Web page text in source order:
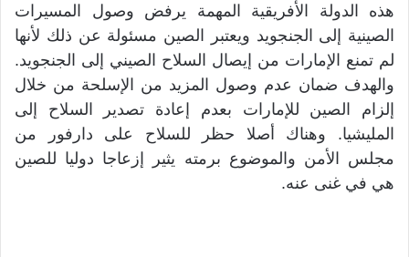
هذه الدولة الأفريقية المهمة يرفض وصول المسيرات
الصينية إلى الجنجويد ويعتبر الصين مسئولة عن ذلك لأنها
لم تمنع الإمارات من إيصال السلاح الصيني إلى الجنجويد.
والهدف ضمان عدم وصول المزيد من الإسلحة من خلال
إلزام الصين للإمارات بعدم إعادة تصدير السلاح إلى
المليشيا. وهناك أصلا حظر للسلاح على دارفور من
مجلس الأمن والموضوع برمته يثير إزعاجا دوليا للصين
هي في غنى عنه.